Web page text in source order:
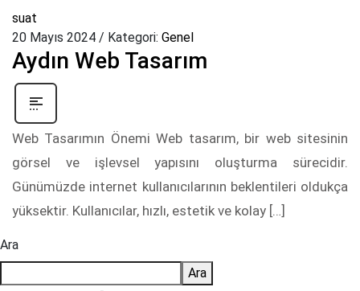
suat
20 Mayıs 2024 / Kategori: Genel
Aydın Web Tasarım
Web Tasarımın Önemi Web tasarım, bir web sitesinin
görsel ve işlevsel yapısını oluşturma sürecidir.
Günümüzde internet kullanıcılarının beklentileri oldukça
yüksektir. Kullanıcılar, hızlı, estetik ve kolay […]
Ara
Ara